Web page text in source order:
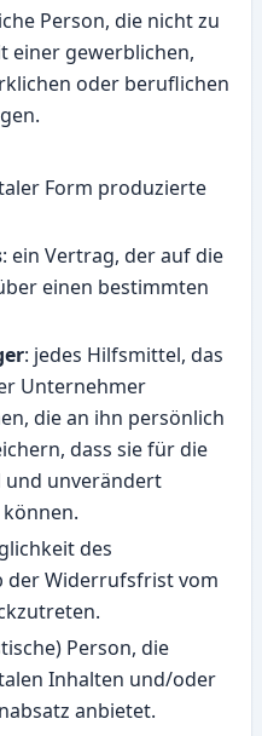
Person, die nicht zu
einer gewerblichen,
oder beruflichen
Form produzierte
: ein Vertrag, der auf die
einen bestimmten
: jedes Hilfsmittel, das
Unternehmer
die an ihn persönlich
dass sie für die
und unverändert
des
der Widerrufsfrist vom
Person, die
Inhalten und/oder
anbietet.